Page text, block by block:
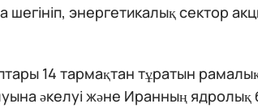
шегініп, энергетикалық сектор
14 тармақтан тұратын
әкелуі және Иранның